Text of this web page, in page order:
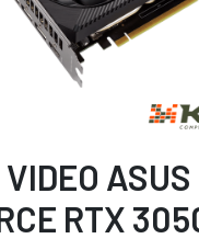
RTX